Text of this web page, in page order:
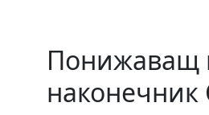
Понижаващ
наконечник